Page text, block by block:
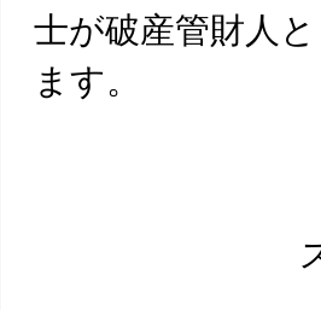
士が破産管財人
ます。